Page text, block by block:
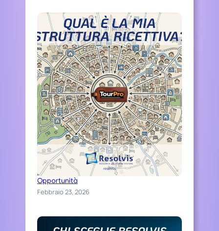
N
O
L
E
P
E
R
S
O
N
E
Distinguiti Online, Trasforma Ospitalità in
Opportunità
Febbraio 23, 2026